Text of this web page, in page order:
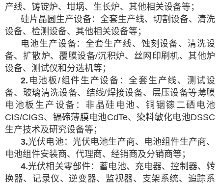
产线、铸锭炉、坩埚、生长炉、其他相关设备等；
硅片晶圆生产设备：全套生产线、切割设备、清洗
设备、检测设备、其他相关设备等；
电池生产设备：全套生产线、蚀刻设备、清洗设
备、扩散炉、覆膜设备/沉积炉、丝网印刷机、其他炉
设备、测试仪和分选机等；
2. 电池板/组件生产设备：全套生产线、测试设
备、玻璃清洗设备、结线/焊接设备、层压设备等薄膜
电池板生产设备：非晶硅电池、铜铟镓二硒电池
CIS/CIGS、镉碲薄膜电池CdTe、染料敏化电池DSSC
生产技术及研究设备等；
3.光伏电池：光伏电池生产商、电池组件生产商、
电池组件安装商、代理商、经销商及分销商等；
4.光伏相关零部件：蓄电池、充电器、控制器、转
换器、记录仪、逆变器、监视器、支架系统、追踪系